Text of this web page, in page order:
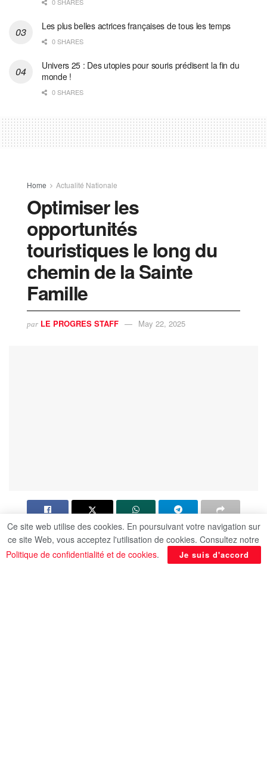
Les plus belles actrices françaises de tous les temps
0 SHARES
Univers 25 : Des utopies pour souris prédisent la fin du
monde !
0 SHARES
Home Actualité Nationale
Optimiser les
opportunités
touristiques le long du
chemin de la Sainte
Famille
par LE PROGRES STAFF May 22, 2025
Ce site web utilise des cookies. En poursuivant votre navigation sur
ce site Web, vous acceptez l'utilisation de cookies. Consultez notre
Politique de confidentialité et de cookies. Je suis d'accord